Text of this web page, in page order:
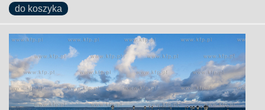
do koszyka